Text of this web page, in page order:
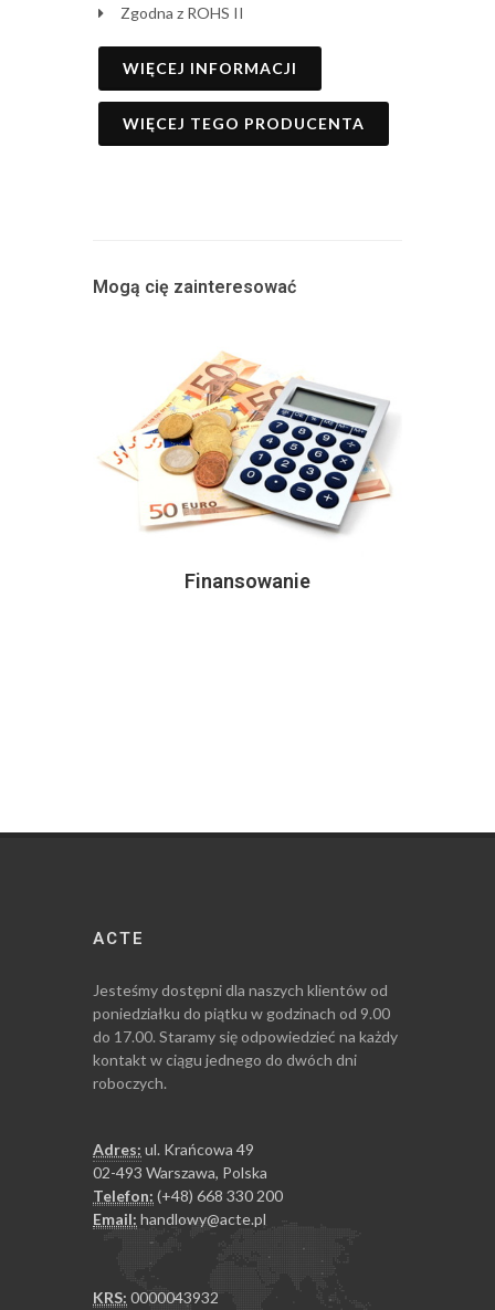
Zgodna z ROHS II
WIĘCEJ INFORMACJI
WIĘCEJ TEGO PRODUCENTA
Mogą cię zainteresować
Finansowanie
ACTE
Jesteśmy dostępni dla naszych klientów od
poniedziałku do piątku w godzinach od 9.00
do 17.00. Staramy się odpowiedzieć na każdy
kontakt w ciągu jednego do dwóch dni
roboczych.
Adres: ul. Krańcowa 49
02-493 Warszawa, Polska
Telefon: (+48) 668 330 200
Email: handlowy@acte.pl
KRS: 0000043932